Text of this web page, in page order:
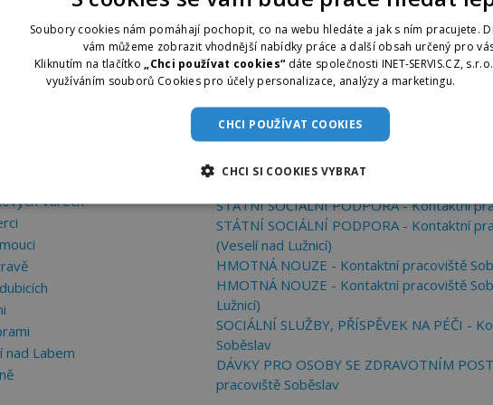
Sviny
Vltavou
Králové
Varech
nad Labem
ZPROSTŘEDKOVÁNÍ ZAMĚSTNÁNÍ -
STÁTNÍ SOCIÁLNÍ PODPORA - Kontaktní
STÁTNÍ SOCIÁLNÍ PODPORA - Kontaktní
(Veselí nad Lužnicí)
HMOTNÁ NOUZE - Kontaktní pracoviště
HMOTNÁ NOUZE - Kontaktní pracoviště
Lužnicí)
SOCIÁLNÍ SLUŽBY, PŘÍSPĚVEK NA PÉČI -
Soběslav
DÁVKY PRO OSOBY SE ZDRAVOTNÍM
pracoviště Soběslav
Soubory cookies nám pomáhají pochopit, co na webu hledáte a jak s ním pracujete.
vám můžeme zobrazit vhodnější nabídky práce a další obsah určený pro
Kliknutím na tlačítko
„Chci používat cookies“ dáte společnosti INET-SERVIS.CZ,
využíváním souborů Cookies pro účely personalizace, analýzy a marketingu.
CHCI POUŽÍVAT COOKIES
CHCI SI COOKIES VYBRAT